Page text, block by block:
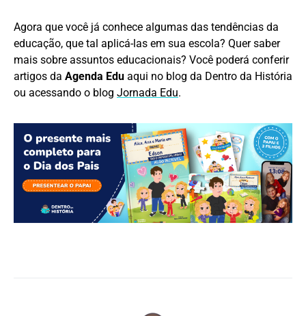
Agora que você já conhece algumas das tendências da
educação, que tal aplicá-las em sua escola? Quer saber
mais sobre assuntos educacionais? Você poderá conferir
artigos da Agenda Edu aqui no blog da Dentro da História
ou acessando o blog Jornada Edu.